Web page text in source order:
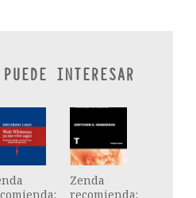
INTERESAR
Zenda
recomienda: